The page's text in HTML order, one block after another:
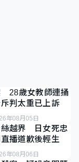
28歲女教師連捅
判太重已上訴
年08月05日
絲越界 日女死忠
播道歉後輕生
年08月06日